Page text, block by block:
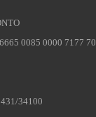
0085 0000 7177 70
34100